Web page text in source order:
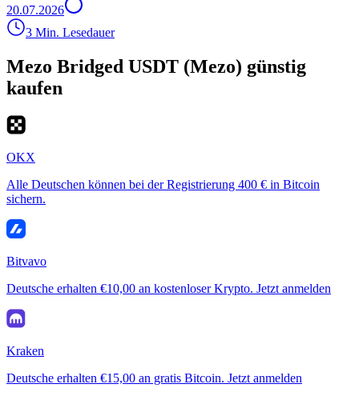
20.07.2026
3 Min. Lesedauer
Mezo Bridged USDT (Mezo) günstig
kaufen
OKX
Alle Deutschen können bei der Registrierung 400 € in Bitcoin
sichern.
Bitvavo
Deutsche erhalten €10,00 an kostenloser Krypto. Jetzt anmelden
Kraken
Deutsche erhalten €15,00 an gratis Bitcoin. Jetzt anmelden